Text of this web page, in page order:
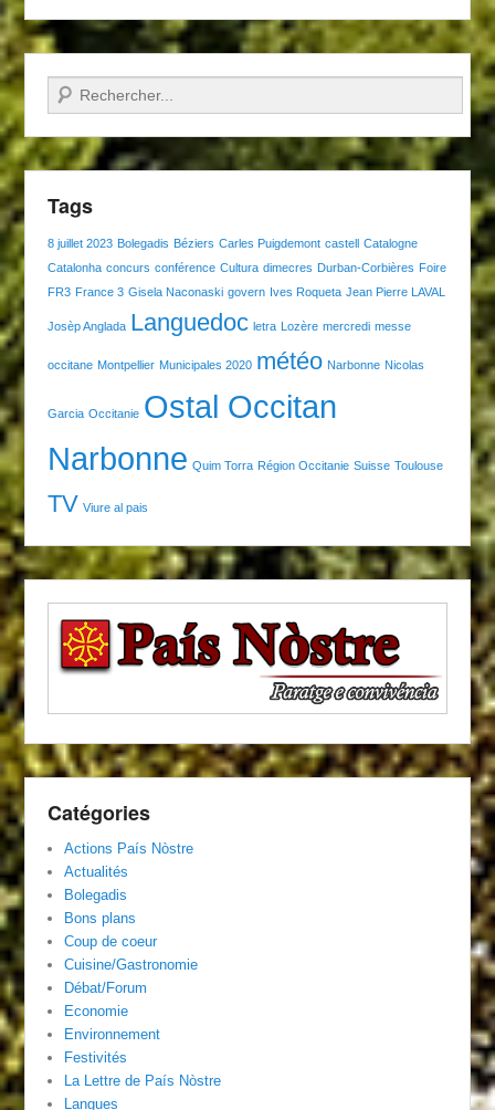
Recherche
Tags
8 juillet 2023 Bolegadis Béziers Carles Puigdemont castell Catalogne
Catalonha concurs conférence Cultura dimecres Durban-Corbières Foire
FR3 France 3 Gisela Naconaski govern Ives Roqueta Jean Pierre LAVAL
Josèp Anglada Languedoc letra Lozère mercredi messe
occitane Montpellier Municipales 2020 météo Narbonne Nicolas
Garcia Occitanie Ostal Occitan
Narbonne Quim Torra Région Occitanie Suisse Toulouse
TV Viure al pais
Catégories
Actions País Nòstre
Actualités
Bolegadis
Bons plans
Coup de coeur
Cuisine/Gastronomie
Débat/Forum
Economie
Environnement
Festivités
La Lettre de País Nòstre
Langues